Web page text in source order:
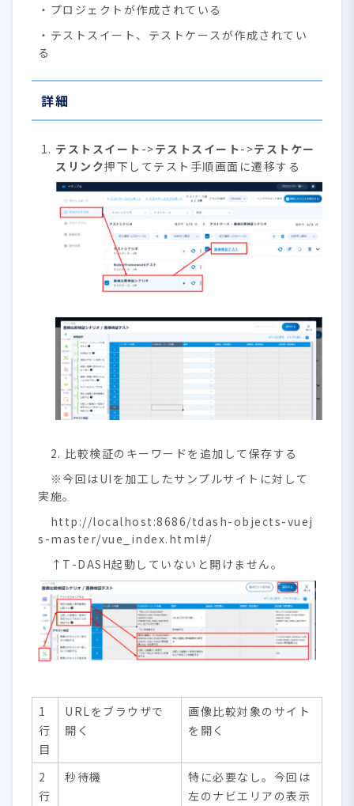
・プロジェクトが作成されている
・テストスイート、テストケースが作成されてい
る
詳細
テストスイート ->テストスイート->テストケー
スリンク押下してテスト手順画面に遷移する
2. 比較検証のキーワードを追加して保存する
※今回はUIを加工したサンプルサイトに対して
実施。
http://localhost:8686/tdash-objects-vuej
s-master/vue_index.html#/
↑T-DASH起動していないと開けません。
1
行
目
URLをブラウザで
開く
画像比較対象のサイト
を開く
2
行
秒待機
特に必要なし。今回は
左のナビエリアの表示